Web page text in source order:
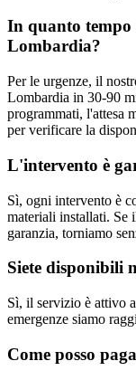
In quanto
Lombardia?
Per le urgenze, il
Lombardia in 30-90
programmati, l'attesa
per verificare la
L'intervento è
Sì, ogni intervento è
materiali installati. Se
garanzia, torniamo
Siete disponibili
Sì, il servizio è attivo
emergenze siamo
Come posso